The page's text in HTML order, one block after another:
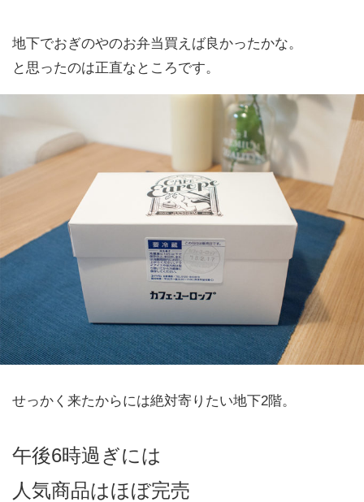
地下でおぎのやのお弁当買えば良かったかな。
と思ったのは正直なところです。
せっかく来たからには絶対寄りたい地下2階。
午後6時過ぎには
人気商品はほぼ完売